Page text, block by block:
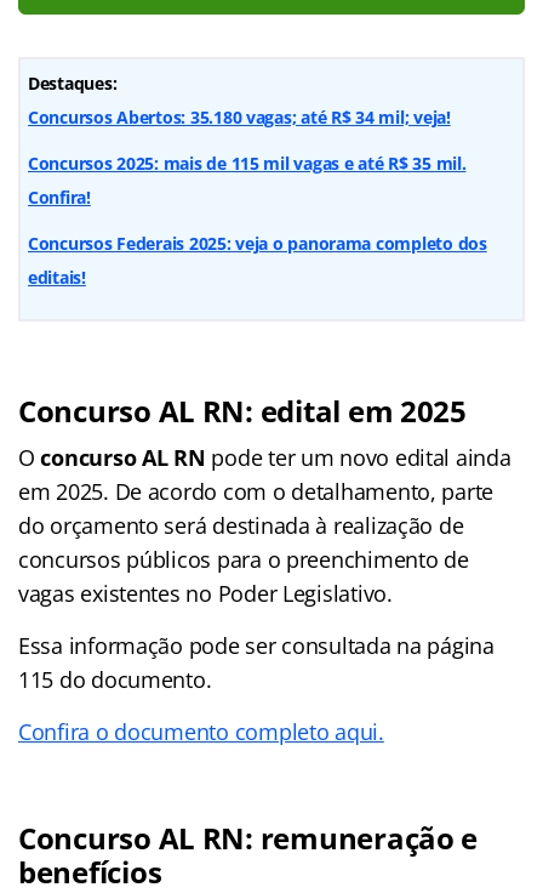
Destaques:
Concursos Abertos: 35.180 vagas; até R$ 34 mil; veja!
Concursos 2025: mais de 115 mil vagas e até R$ 35 mil.
Confira!
Concursos Federais 2025: veja o panorama completo dos
editais!
Concurso AL RN: edital em 2025
Oconcurso AL RN pode ter um novo edital ainda
em 2025. De acordo com o detalhamento, parte
do orçamento será destinada à realização de
concursos públicos para o preenchimento de
vagas existentes no Poder Legislativo.
Essa informação pode ser consultada na página
115 do documento.
Confira o documento completo aqui.
Concurso AL RN: remuneração e
benefícios